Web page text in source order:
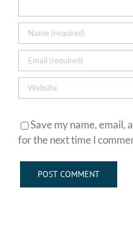
Save my name, email,
for the next time I